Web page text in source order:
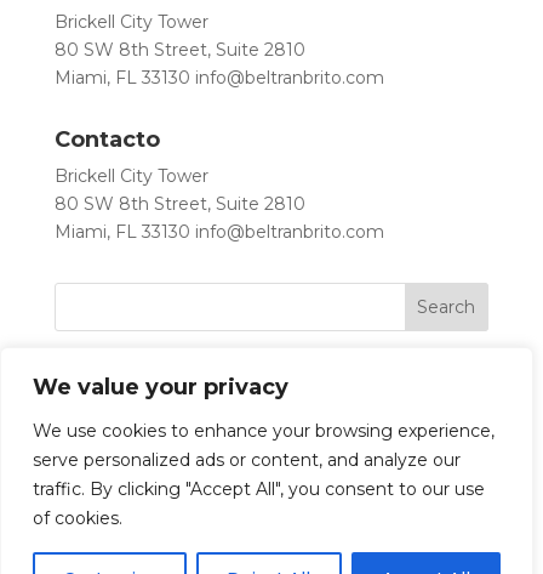
We value your privacy
We use cookies to enhance your browsing experience,
serve personalized ads or content, and analyze our
traffic. By clicking "Accept All", you consent to our use
of cookies.
Brickell City Tower
80 SW 8th Street, Suite 2810
Miami, FL 33130 info@beltranbrito.com
Contacto
Brickell City Tower
80 SW 8th Street, Suite 2810
Miami, FL 33130 info@beltranbrito.com
Let’s Work Together